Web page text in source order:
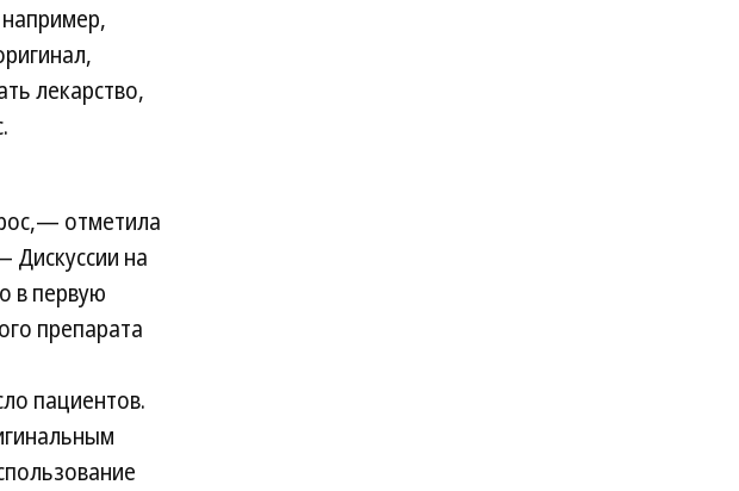
лекарство,
отметила
Дискуссии на
в первую
препарата
пациентов.